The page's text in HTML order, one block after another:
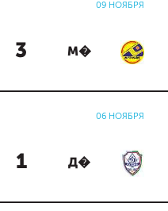
09 НОЯБРЯ
3 М�
06 НОЯБРЯ
1 Д�